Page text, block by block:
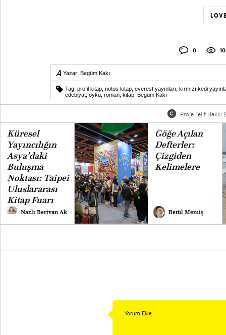
0
Yazar: Begüm Kakı
Tag: profil kitap notos kitap everest yayınları
kırmızı kedi
edebiyat öykü roman kitap Begüm Kakı
Proje Telif Hakkı
Küresel
Yayıncılığın
Asya’daki
Buluşma
Noktası: Taipei
Uluslararası
Kitap Fuarı
Nazlı Berivan Ak
Göğe Açılan
Defterler:
Çizgiden
Kelimelere
Betül Memiş